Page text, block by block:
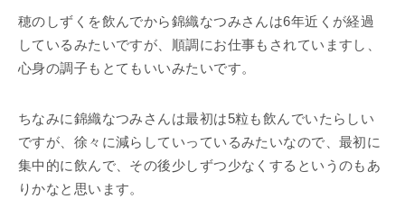
穂のしずくを飲んでから錦織なつみさんは6年近くが経過
しているみたいですが、順調にお仕事もされていますし、
心身の調子もとてもいいみたいです。
ちなみに錦織なつみさんは最初は5粒も飲んでいたらしい
ですが、徐々に減らしていっているみたいなので、最初に
集中的に飲んで、その後少しずつ少なくするというのもあ
りかなと思います。